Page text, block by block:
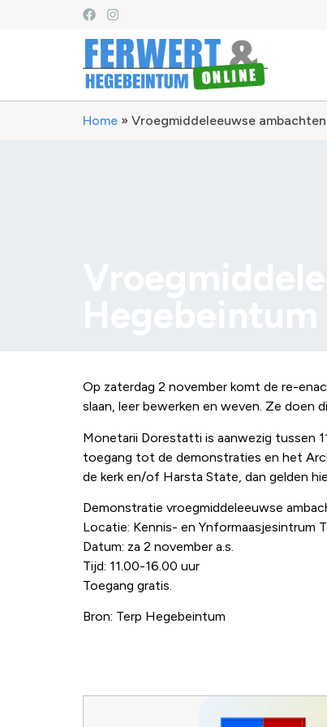
Home » Vroegmiddeleeuwse
Op zaterdag 2 november komt de re-
slaan, leer bewerken en weven. Ze doen
Monetarii Dorestatti is aanwezig tussen
toegang tot de demonstraties en het
de kerk en/of Harsta State, dan gelden
Demonstratie vroegmiddeleeuwse
Locatie: Kennis- en Ynformaasjesintrum
Datum: za 2 november a.s.
Tijd: 11.00-16.00 uur
Toegang gratis.
Bron: Terp Hegebeintum